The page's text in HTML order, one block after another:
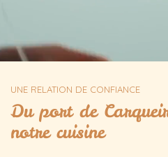
UNE RELATION DE CONFIANCE
Du port de
notre cuisine